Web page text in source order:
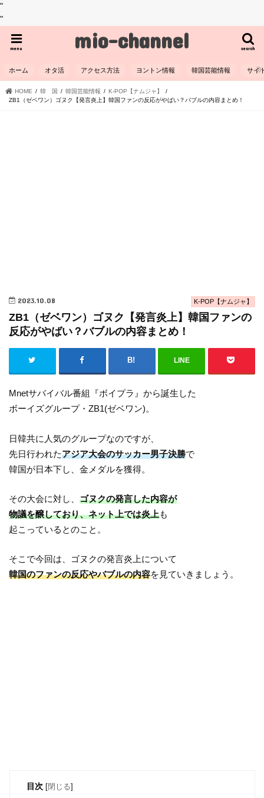
"
"
mio-channel search
menu
ホーム オタ活 アクセス方法 ヨントン情報 韓国芸能情報 サイ
HOME 韓 国 韓国芸能情報
K-POP【ナムジャ】
ZB1（ゼベワン）ゴヌク【発言炎上】韓国ファンの反応がやばい？バブルの内容まとめ！
K-POP【ナムジャ】
2023.10.08
ZB1（ゼベワン）ゴヌク【発言炎上】韓国ファンの
反応がやばい？バブルの内容まとめ！
LINE
Mnetサバイバル番組『ボイプラ』から誕生した
ボーイズグループ・ZB1(ゼベワン)。
日韓共に人気のグループなのですが、
先日行われたアジア大会のサッカー男子決勝で
韓国が日本下し、金メダルを獲得。
その大会に対し、ゴヌクの発言した内容が
物議を醸しており、ネット上では炎上も
起こっているとのこと。
そこで今回は、ゴヌクの発言炎上について
韓国のファンの反応やバブルの内容を見ていきましょう。
目次 [閉じる]